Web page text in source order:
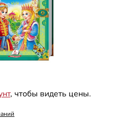
, чтобы видеть цены.